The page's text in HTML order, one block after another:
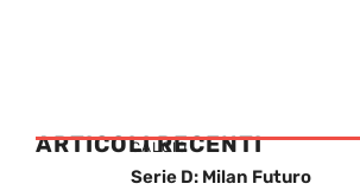
ARTICOLI RECENTI
CALCIO
Serie D: Milan Futuro